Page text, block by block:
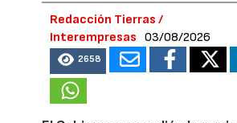
Redacción Tierras /
Interempresas
03/08/2026
2658